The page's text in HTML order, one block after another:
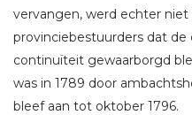
vervangen, werd echter niet
provinciebestuurders dat de
continuïteit gewaarborgd
was in 1789 door
bleef aan tot oktober 1796.